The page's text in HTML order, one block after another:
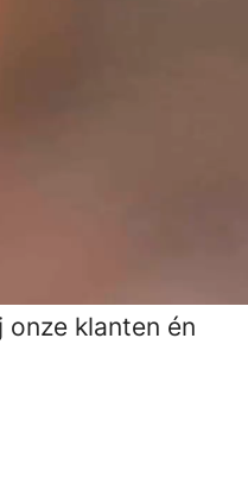
dan 80
Met onze
en unieke
helpen om
we jou. Want
klanten én